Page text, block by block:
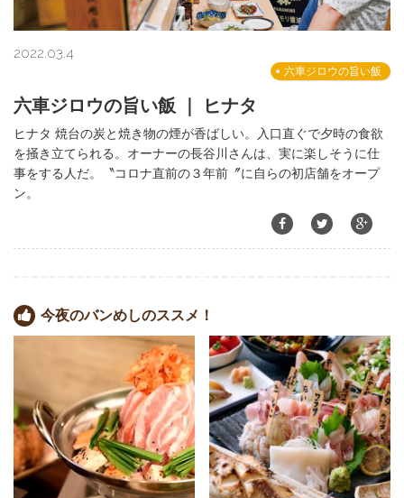
2022.03.4
六車ジロウの旨い飯
六車ジロウの旨い飯 ｜ ヒナタ
ヒナタ 焼台の炭と焼き物の煙が香ばしい。入口直ぐで夕時の食欲
を掻き立てられる。オーナーの長谷川さんは、実に楽しそうに仕
事をする人だ。〝コロナ直前の３年前〞に自らの初店舗をオープ
ン。
今夜のバンめしのススメ！